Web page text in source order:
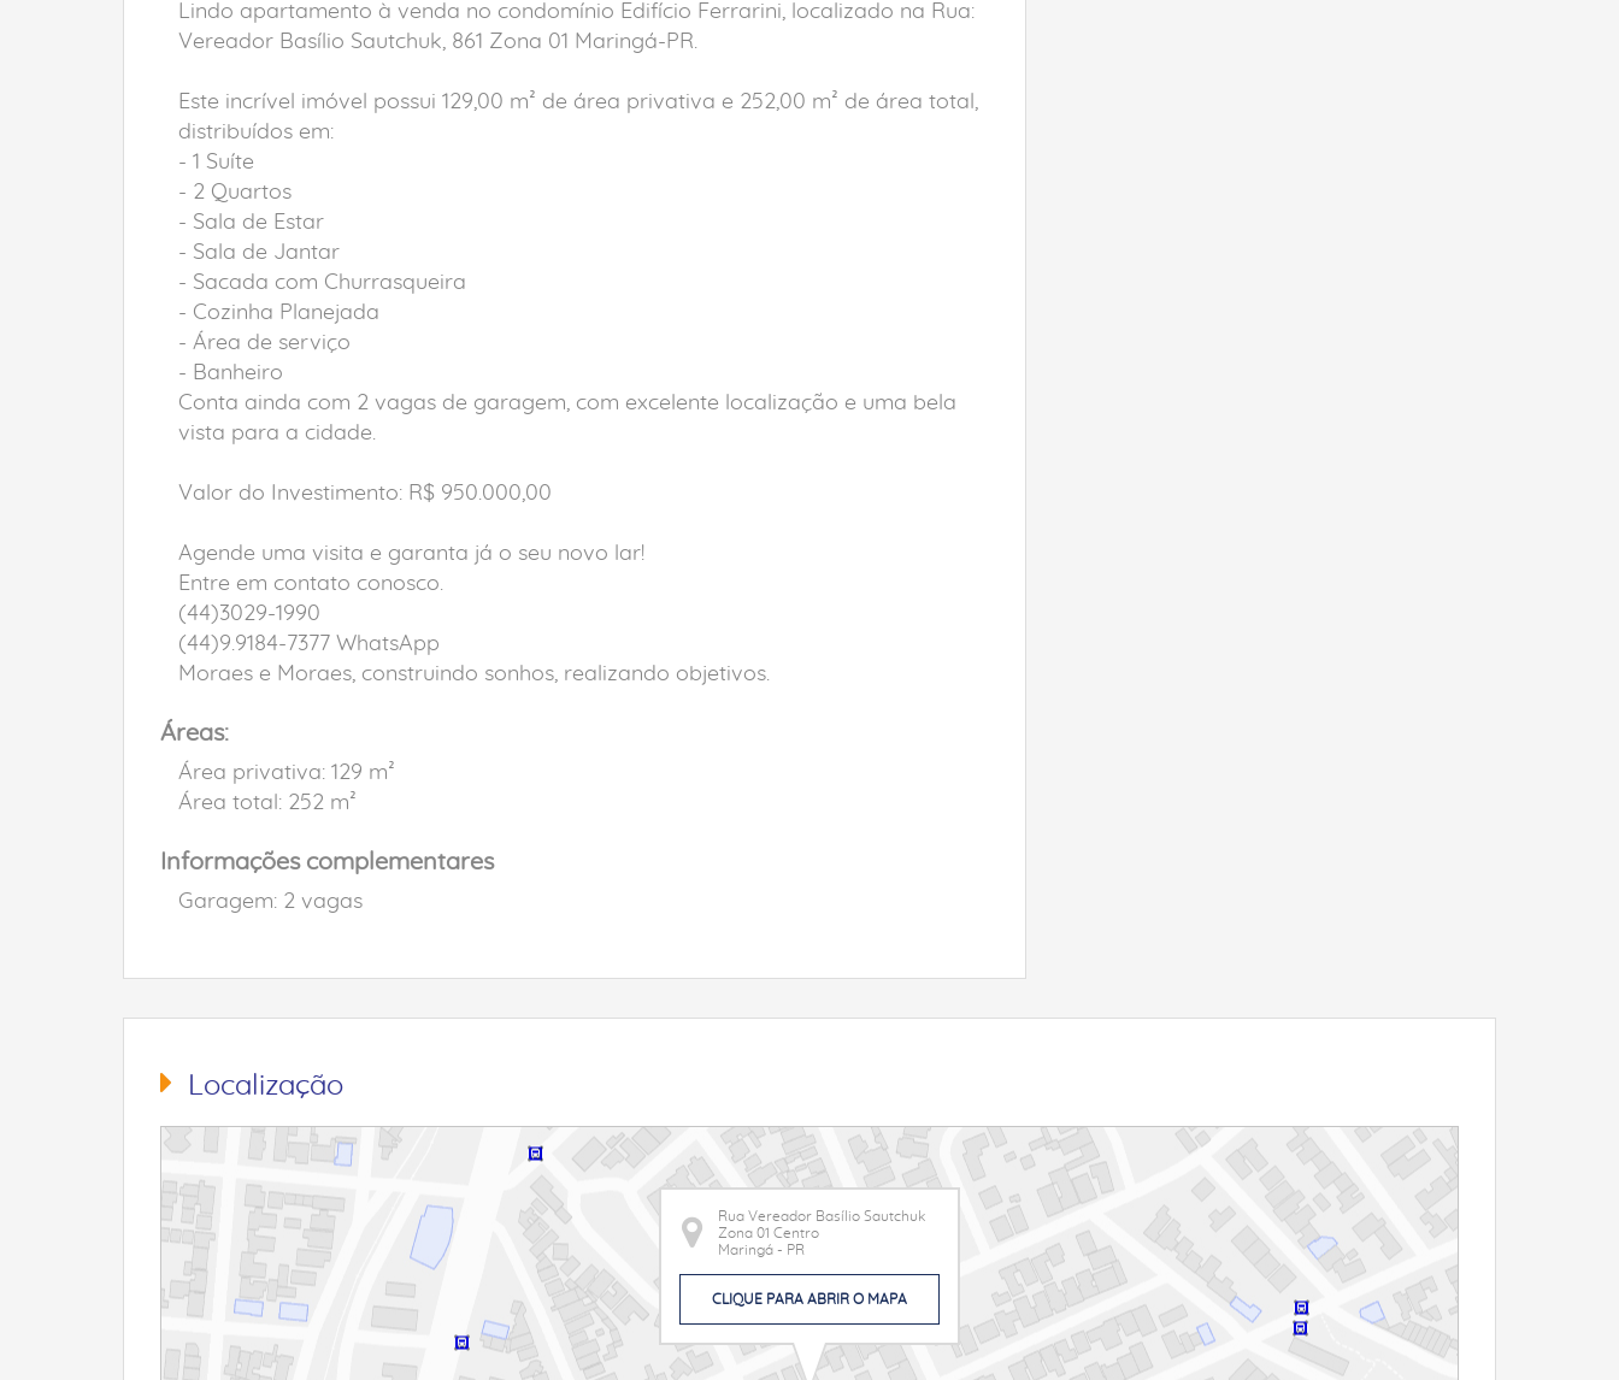
Lindo apartamento à venda no condomínio Edifício Ferrarini, localizado na Rua:
Vereador Basílio Sautchuk, 861 Zona 01 Maringá-PR.
Este incrível imóvel possui 129,00 m² de área privativa e 252,00 m² de área total,
distribuídos em:
- 1 Suíte
- 2 Quartos
- Sala de Estar
- Sala de Jantar
- Sacada com Churrasqueira
- Cozinha Planejada
- Área de serviço
- Banheiro
Conta ainda com 2 vagas de garagem, com excelente localização e uma bela
vista para a cidade.
Valor do Investimento: R$ 950.000,00
Agende uma visita e garanta já o seu novo lar!
Entre em contato conosco.
(44)3029-1990
(44)9.9184-7377 WhatsApp
Moraes e Moraes, construindo sonhos, realizando objetivos.
Áreas:
Área privativa: 129 m²
Área total: 252 m²
Informações complementares
Garagem: 2 vagas
Localização
Rua Vereador Basílio Sautchuk
Zona 01 Centro
Maringá - PR
CLIQUE PARA ABRIR O MAPA